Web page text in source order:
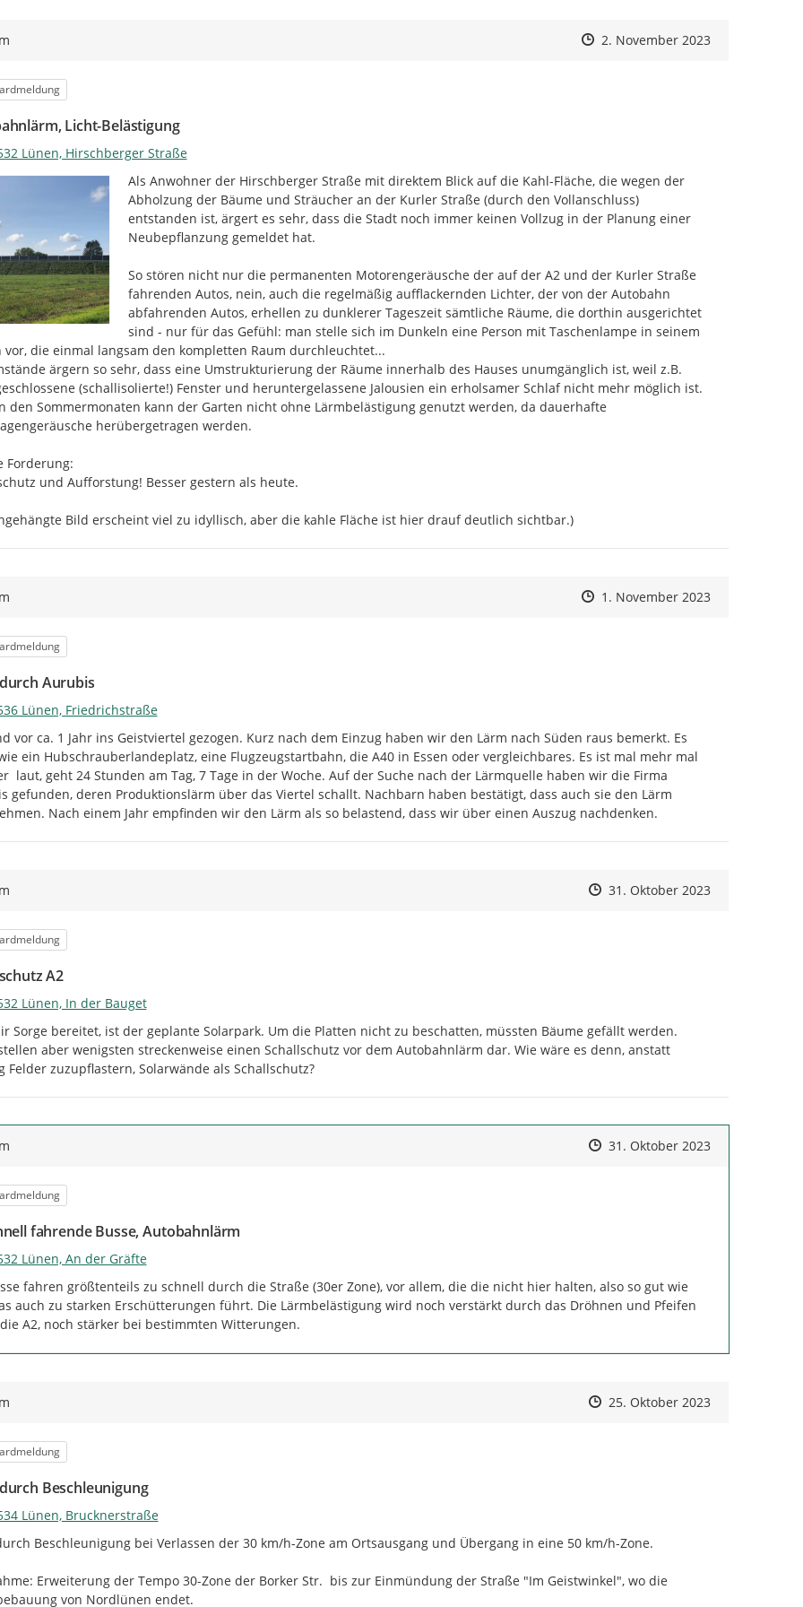
Wo finden Sie weitere Informationen?
Umfangreiche Informationen zu den Themen Lärmkartierung und Lärmaktionsplanung
finden Sie im Umgebungslärmportal
des Ministeriums für Umwelt, Naturschutz und
Verkehr des Landes Nordrhein-Westfalen. Im Umgebungslärmportal finden Sie auch alle
Lärmkarten der 4. Runde für Nordrhein-Westfalen im Lärmkartenviewer NRW.
Das Geoportal des Eisenbahn-Bundesamtes mit den Lärmkarten der
Haupteisenbahnstrecken des Bundes erreichen Sie hier:GeoPortal.EBA - Verfügbare
Kartendienste von GeoPortal.EBA (eisenbahn-bundesamt.de)
[1]in NRW sind dies die Städte und Gemeinden
[2]Landesamt für Natur, Umwelt und Verbraucherschutz des Landes NRW
Zeitpunkt des Erstellens
Zeitpunkt des Erstellens
2. November 2023Zur Äußerung
Licht-Belästigung
Lünen, Hirschberger Straße
Als Anwohner der Hirschberger Straße mit direktem Blick auf die Kahl-Fläche, die wegen der
Abholzung der Bäume und Sträucher an der Kurler Straße (durch den Vollanschluss)
entstanden ist, ärgert es sehr, dass die Stadt noch immer keinen Vollzug in der Planung einer
Neubepflanzung gemeldet hat.
So stören nicht nur die permanenten Motorengeräusche der auf der A2 und der Kurler Straße
fahrenden Autos, nein, auch die regelmäßig aufflackernden Lichter, der von der Autobahn
abfahrenden Autos, erhellen zu dunklerer Tageszeit sämtliche Räume, die dorthin ausgerichtet
sind - nur für das Gefühl: man stelle sich im Dunkeln eine Person mit Taschenlampe in seinem
vor, die einmal langsam den kompletten Raum durchleuchtet...
ärgern so sehr, dass eine Umstrukturierung der Räume innerhalb des Hauses unumgänglich ist, weil z.B.
(schallisolierte!) Fenster und heruntergelassene Jalousien ein erholsamer Schlaf nicht mehr möglich ist.
den Sommermonaten kann der Garten nicht ohne Lärmbelästigung genutzt werden, da dauerhafte
herübergetragen werden.
Forderung:
und Aufforstung! Besser gestern als heute.
Bild erscheint viel zu idyllisch, aber die kahle Fläche ist hier drauf deutlich sichtbar.)
Zeitpunkt des Erstellens
Zeitpunkt des Erstellens
1. November 2023Zur Äußerung
Aurubis
Lünen, Friedrichstraße
vor ca. 1 Jahr ins Geistviertel gezogen. Kurz nach dem Einzug haben wir den Lärm nach Süden raus bemerkt. Es
ein Hubschrauberlandeplatz, eine Flugzeugstartbahn, die A40 in Essen oder vergleichbares. Es ist mal mehr mal
laut, geht 24 Stunden am Tag, 7 Tage in der Woche. Auf der Suche nach der Lärmquelle haben wir die Firma
gefunden, deren Produktionslärm über das Viertel schallt. Nachbarn haben bestätigt, dass auch sie den Lärm
Nach einem Jahr empfinden wir den Lärm als so belastend, dass wir über einen Auszug nachdenken.
Zeitpunkt des Erstellens
Zeitpunkt des Erstellens
31. Oktober 2023Zur Äußerung
A2
Lünen, In der Bauget
Sorge bereitet, ist der geplante Solarpark. Um die Platten nicht zu beschatten, müssten Bäume gefällt werden.
aber wenigsten streckenweise einen Schallschutz vor dem Autobahnlärm dar. Wie wäre es denn, anstatt
Felder zuzupflastern, Solarwände als Schallschutz?
Zeitpunkt des Erstellens
Zeitpunkt des Erstellens
31. Oktober 2023Zur Äußerung
fahrende Busse, Autobahnlärm
Lünen, An der Gräfte
fahren größtenteils zu schnell durch die Straße (30er Zone), vor allem, die die nicht hier halten, also so gut wie
auch zu starken Erschütterungen führt. Die Lärmbelästigung wird noch verstärkt durch das Dröhnen und Pfeifen
A2, noch stärker bei bestimmten Witterungen.
Zeitpunkt des Erstellens
Zeitpunkt des Erstellens
25. Oktober 2023Zur Äußerung
Beschleunigung
Lünen, Brucknerstraße
Beschleunigung bei Verlassen der 30 km/h-Zone am Ortsausgang und Übergang in eine 50 km/h-Zone.
Erweiterung der Tempo 30-Zone der Borker Str.  bis zur Einmündung der Straße "Im Geistwinkel", wo die
von Nordlünen endet.